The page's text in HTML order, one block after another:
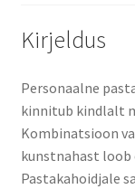
Kirjeldus
Personaalne
kinnitub kindlalt
Kombinatsioon
kunstnahast loob
Pastakahoidjale